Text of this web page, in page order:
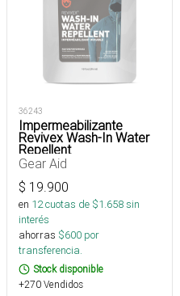
36243
Impermeabilizante
Revivex Wash-In Water
Repellent
Gear Aid
$ 19.900
en 12cuotas de $1.658sin
interés
ahorras $600 por
transferencia.
Stock disponible
+270 Vendidos